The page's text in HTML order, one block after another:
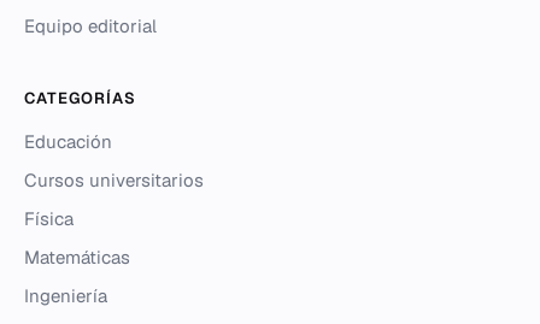
Equipo editorial
CATEGORÍAS
Educación
Cursos universitarios
Física
Matemáticas
Ingeniería